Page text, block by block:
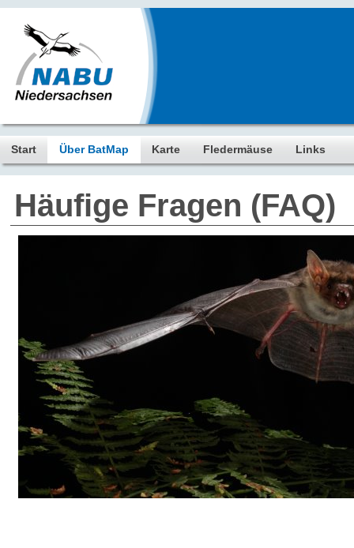
Start Über BatMap Karte Fledermäuse Links
Häufige Fragen (FAQ)